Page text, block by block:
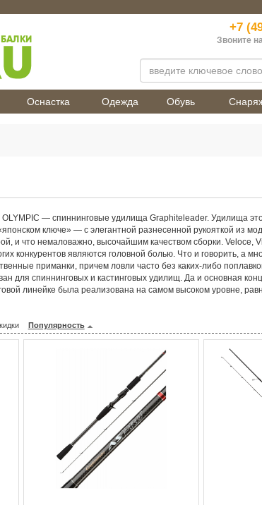
+7
Звоните
Оснастка Одежда Обувь
— спиннинговые удилища Graphiteleader. Удилища
ключе» — с элегантной разнесенной рукояткой из
и что немаловажно, высочайшим качеством сборки. Veloce,
конкурентов являются головной болью. Что и говорить, а
приманки, причем ловли часто без каких-либо
для спиннинговых и кастинговых удилищ. Да и основная
линейке была реализована на самом высоком уровне,
Популярность